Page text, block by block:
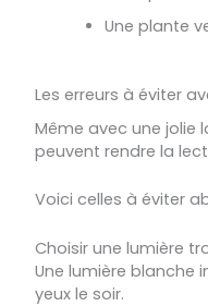
Une plante
Les erreurs à éviter
Même avec une jolie
peuvent rendre la
Voici celles à éviter
Choisir une lumière
Une lumière blanche
yeux le soir.